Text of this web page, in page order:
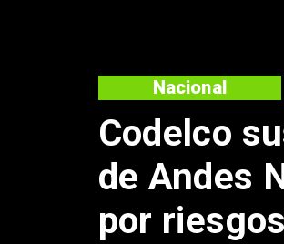
Lluvias
ciudades
nunca
Nacional